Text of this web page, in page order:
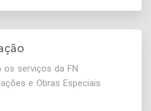
os serviços da FN
e Obras Especiais